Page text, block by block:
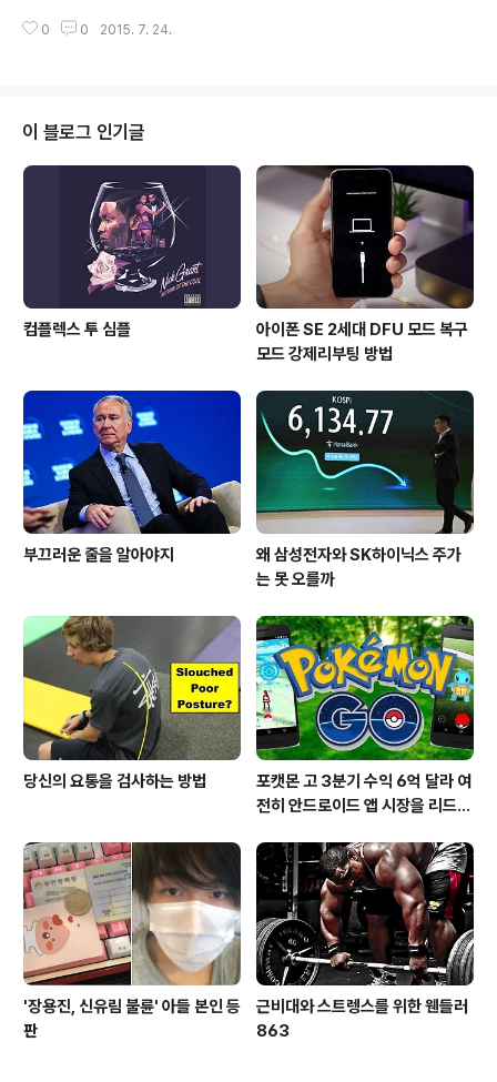
사전 검열 뿐만 아니라 ③ 백그라운드 불가 다. 백그라운드
e) - 단색의 밋밋한 전화 앱 내 연락처 목록에, 주요 연락처
토글 등록 등이 가능하다. 토글 트윅은 CCSettings를 추
천한다. Phantom for Snapchat(BigBoss, Free) - s
napchat 확장 트윅인 Phantom이 iOS 8.4 호환 업데이
트 됐다. 이 트윅은 snapchat에서 광고..
0 0 2015. 7. 24.
이 블로그 인기글
컴플렉스 투 심플
아이폰 SE 2세대 DFU 모드 복구
모드 강제리부팅 방법
부끄러운 줄을 알아야지
왜 삼성전자와 SK하이닉스 주가
는 못 오를까
당신의 요통을 검사하는 방법
포캣몬 고 3분기 수익 6억 달라 여
전히 안드로이드 앱 시장을 리드
'장용진, 신유림 불륜' 아들 본인 등
판
근비대와 스트렝스를 위한 웬들러
863